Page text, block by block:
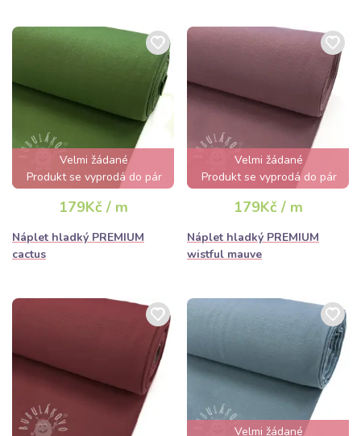
Velmi žádané
Produkt se vyprodá do pár
hodin
179Kč / m
Náplet hladký PREMIUM
cactus
Velmi žádané
Produkt se vyprodá do pár
hodin
179Kč / m
Náplet hladký PREMIUM
wistful mauve
Velmi žádané